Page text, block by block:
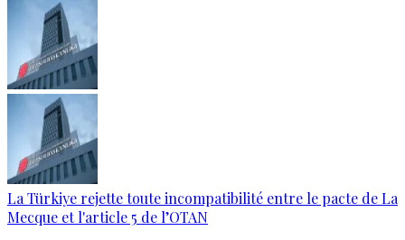
La Türkiye rejette toute incompatibilité entre le pacte de La
Mecque et l'article 5 de l’OTAN